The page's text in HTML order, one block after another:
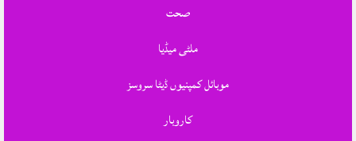
صحت
ملٹی میڈیا
موبائل کمپنیوں ڈیٹا سروسز
کاروبار